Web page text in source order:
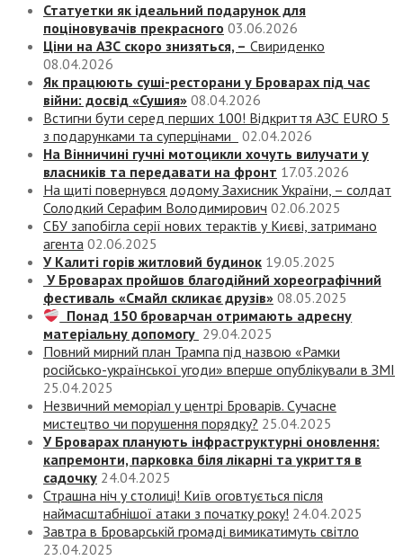
Статуетки як ідеальний подарунок для
поціновувачів прекрасного 03.06.2026
Ціни на АЗС скоро знизяться, – Свириденко
08.04.2026
Як працюють суші-ресторани у Броварах під час
війни: досвід «Сушия» 08.04.2026
Встигни бути серед перших 100! Відкриття АЗС EURO 5
з подарунками та суперцінами
02.04.2026
На Вінничині гучні мотоцикли хочуть вилучати у
власників та передавати на фронт 17.03.2026
На щиті повернувся додому Захисник України, – солдат
Солодкий Серафим Володимирович 02.06.2025
СБУ запобігла серії нових терактів у Києві, затримано
агента 02.06.2025
У Калиті горів житловий будинок 19.05.2025
У Броварах пройшов благодійний хореографічний
фестиваль «Смайл скликає друзів» 08.05.2025
Понад 150 броварчан отримають адресну
матеріальну допомогу 29.04.2025
Повний мирний план Трампа під назвою «‎Рамки
російсько-української угоди» вперше опублікували в ЗМІ
25.04.2025
Незвичний меморіал у центрі Броварів. Сучасне
мистецтво чи порушення порядку? 25.04.2025
У Броварах планують інфраструктурні оновлення:
капремонти, парковка біля лікарні та укриття в
садочку 24.04.2025
Страшна ніч у столиці! Київ оговтується після
наймасштабнішої атаки з початку року! 24.04.2025
Завтра в Броварській громаді вимикатимуть світло
23.04.2025